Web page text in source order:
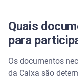
Quais
para
Os documentos
da Caixa são